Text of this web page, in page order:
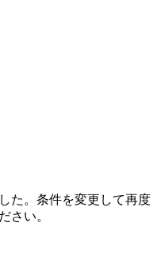
た。条件を変更して再度
さい。